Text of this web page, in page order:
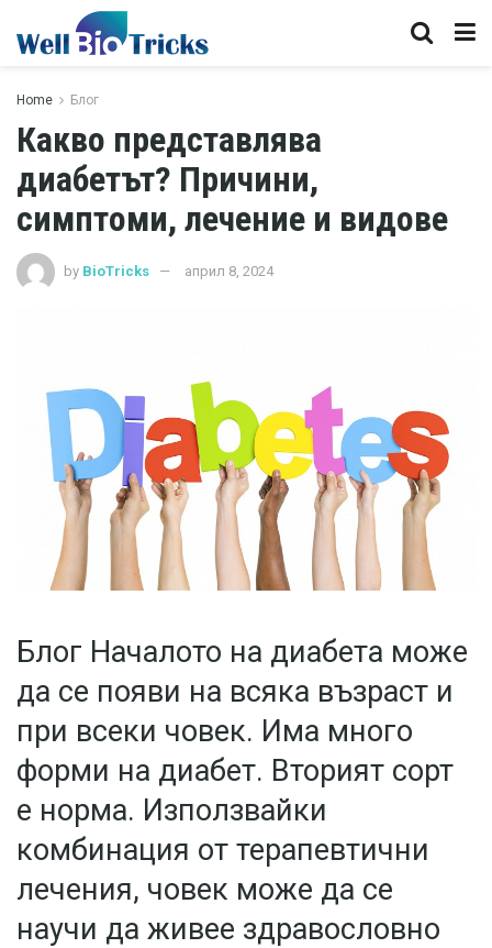
Home Блог
Какво представлява
диабетът? Причини,
симптоми, лечение и видове
by BioTricks април 8, 2024
Блог Началото на диабета може
да се появи на всяка възраст и
при всеки човек. Има много
форми на диабет. Вторият сорт
е норма. Използвайки
комбинация от терапевтични
лечения, човек може да се
научи да живее здравословно